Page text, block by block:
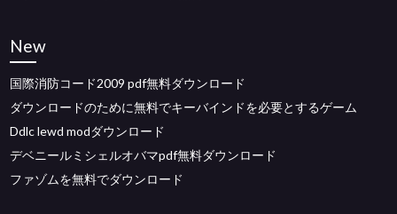
New
国際消防コード2009 pdf無料ダウンロード
ダウンロードのために無料でキーバインドを必要とするゲーム
Ddlc lewd modダウンロード
デベニールミシェルオバマpdf無料ダウンロード
ファゾムを無料でダウンロード